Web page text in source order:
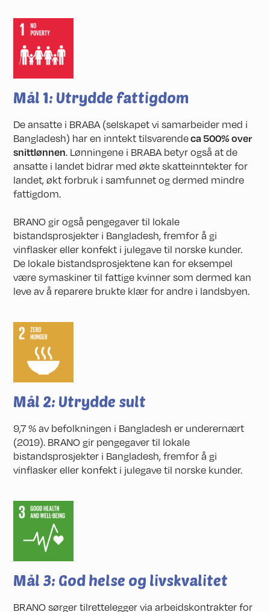
Mål 1: Utrydde fattigdom
De ansatte i BRABA (selskapet vi samarbeider med i
Bangladesh) har en inntekt tilsvarendeca 500% over
snittlønnen. Lønningene i BRABA betyr også at de
ansatte i landet bidrar med økte skatteinntekter for
landet, økt forbruk i samfunnet og dermed mindre
fattigdom.
BRANO gir også pengegaver til lokale
bistandsprosjekter i Bangladesh, fremfor å gi
vinflasker eller konfekt i julegave til norske kunder.
De lokale bistandsprosjektene kan for eksempel
være symaskiner til fattige kvinner som dermed kan
leve av å reparere brukte klær for andre i landsbyen.
Mål 2: Utrydde sult
9,7 % av befolkningen i Bangladesh er underernært
(2019). BRANO gir pengegaver til lokale
bistandsprosjekter i Bangladesh, fremfor å gi
vinflasker eller konfekt i julegave til norske kunder.
Mål 3: God helse og livskvalitet
BRANO sørger tilrettelegger via arbeidskontrakter for